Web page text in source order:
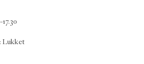
Lukket